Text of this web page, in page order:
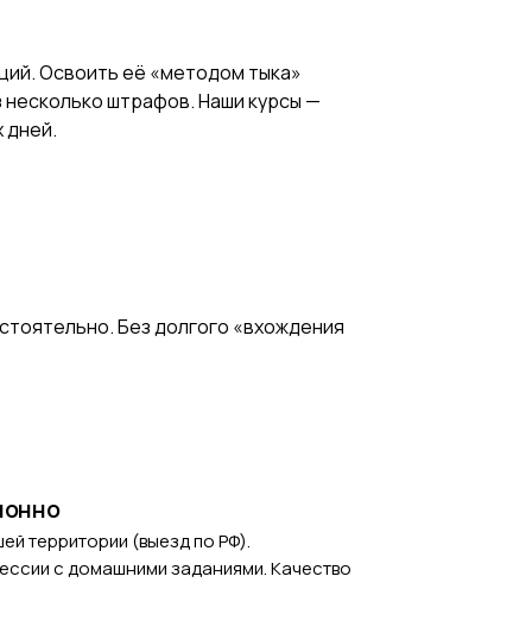
Освоить её «методом тыка»
штрафов. Наши курсы —
дней.
Без долгого «вхождения
территории (выезд по РФ).
с домашними заданиями. Качество